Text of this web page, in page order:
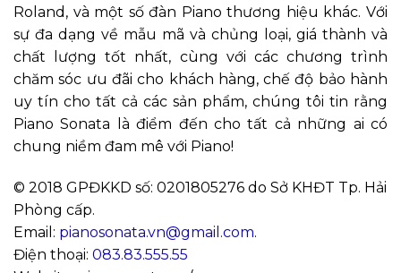
Roland, và một số đàn Piano thương hiệu khác. Với
sự đa dạng về mẫu mã và chủng loại, giá thành và
chất lượng tốt nhất, cùng với các chương trình
chăm sóc ưu đãi cho khách hàng, chế độ bảo hành
uy tín cho tất cả các sản phẩm, chúng tôi tin rằng
Piano Sonata là điểm đến cho tất cả những ai có
chung niềm đam mê với Piano!
© 2018 GPĐKKD số: 0201805276 do Sở KHĐT Tp. Hải
Phòng cấp.
Email: pianosonata.vn@gmail.com.
Điện thoại: 083.83.555.55